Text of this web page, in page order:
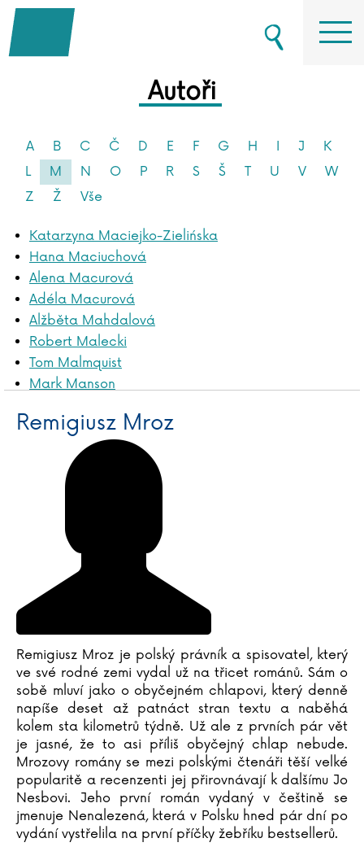
Autoři
A B C Č D E F G H I J
K
L
M N O P R S Š T U V
W
Z
Ž Vše
Katarzyna Maciejko-Zielińska
Hana Maciuchová
Alena Macurová
Adéla Macurová
Alžběta Mahdalová
Robert Malecki
Tom Malmquist
Mark Manson
Kasia Marciniewicz
Jérémy Mariez
Bruno Marion
George R.R. Martin
Marta Maruszaková
Jason Mattews
Jonas Matthies
Jake McDonald
Stu McLellan
Andy McNab
Jillian Meadows
Jaromír Meduna
Taťjana Medvecká
Miloslav Mejzlík
Robert Merle
Simona Michálková
Remigiusz Mroz
Remigiusz Mroz je polský právník a spisovatel, který
ve své rodné zemi vydal už na třicet románů. Sám o
sobě mluví jako o obyčejném chlapovi, který denně
napíše deset až patnáct stran textu a naběhá
kolem sta kilometrů týdně. Už ale z prvních pár vět
je jasné, že to asi příliš obyčejný chlap nebude.
Mrozovy romány se mezi polskými čtenáři těší velké
popularitě a recenzenti jej přirovnávají k dalšímu Jo
Nesbovi. Jeho první román vydaný v češtině se
jmenuje Nenalezená, která v Polsku hned pár dní po
vydání vystřelila na první příčky žebříku bestsellerů.